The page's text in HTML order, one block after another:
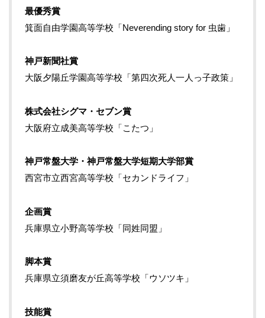
最優秀賞
箕面自由学園高等学校「Neverending story for 虫歯」
神戸新聞社賞
大阪夕陽丘学園高等学校「第四次死人一人っ子政策」
株式会社シグマ・セブン賞
大阪府立成美高等学校「こたつ」
神戸常盤大学・神戸常盤大学短期大学部賞
西宮市立西宮高等学校「セカンドライフ」
企画賞
兵庫県立小野高等学校「同姓同盟」
脚本賞
兵庫県立須磨友が丘高等学校「ウソツキ」
技能賞